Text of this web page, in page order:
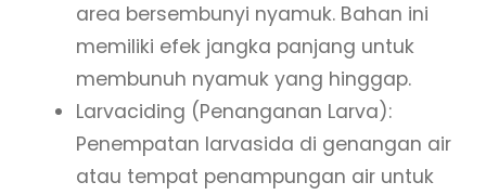
area bersembunyi nyamuk. Bahan ini
memiliki efek jangka panjang untuk
membunuh nyamuk yang hinggap.
Larvaciding (Penanganan Larva):
Penempatan larvasida di genangan air
atau tempat penampungan air untuk